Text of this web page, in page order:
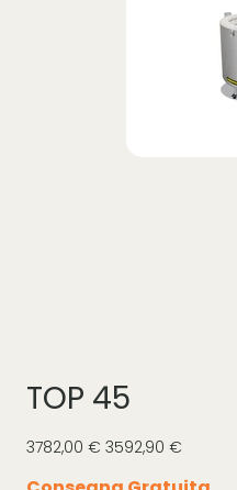
TOP 45
Prezzo
originale
3782,00 € Prezzo
scontato
3592,90 €